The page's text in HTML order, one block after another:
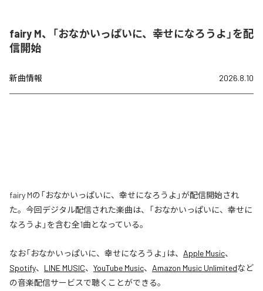
fairy M、「おなかいっぱいに、幸せになろうよ」を配
信開始
新曲情報 2026.8.10
fairy Mの「おなかいっぱいに、幸せになろうよ」が配信開始され
た。今回デジタル配信された楽曲は、「おなかいっぱいに、幸せに
なろうよ」を含む全1曲となっている。
なお「おなかいっぱいに、幸せになろうよ 」は、 Apple Music、
Spotify、 LINE MUSIC、 YouTube Music、 Amazon Music Unlimitedなど
の音楽配信サービスで聴くことができる。